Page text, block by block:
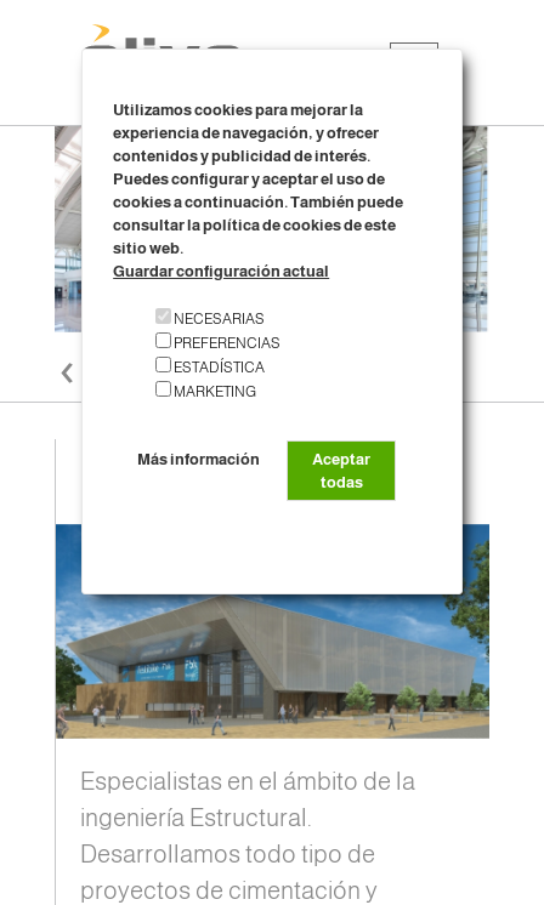
Nueva terminal Internacional
Aeropuerto de Argel
‹
Especialistas en el ámbito de la
ingeniería Estructural.
Desarrollamos todo tipo de
proyectos de cimentación y
Utilizamos cookies para mejorar la
experiencia de navegación, y ofrecer
contenidos y publicidad de interés.
Puedes configurar y aceptar el uso de
cookies a continuación. También puede
consultar la política de cookies de este
sitio web.
Guardar configuración actual
NECESARIAS
PREFERENCIAS
ESTADÍSTICA
MARKETING
Más información
Aceptar
todas